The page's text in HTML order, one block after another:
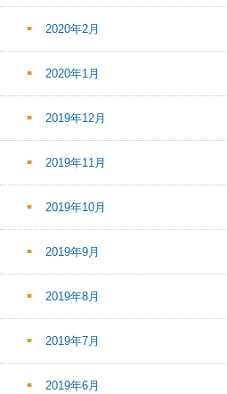
2020年2月
2020年1月
2019年12月
2019年11月
2019年10月
2019年9月
2019年8月
2019年7月
2019年6月